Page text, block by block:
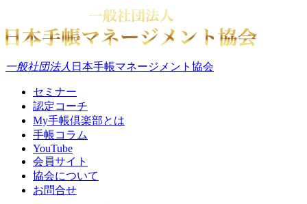
一般社団法人 日本手帳マネージメント協会
セミナー
認定コーチ
My手帳倶楽部とは
手帳コラム
YouTube
会員サイト
協会について
お問合せ